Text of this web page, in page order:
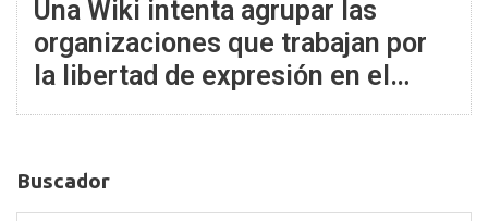
Una Wiki intenta agrupar las
organizaciones que trabajan por
la libertad de expresión en el
mundo
Buscador
Buscador